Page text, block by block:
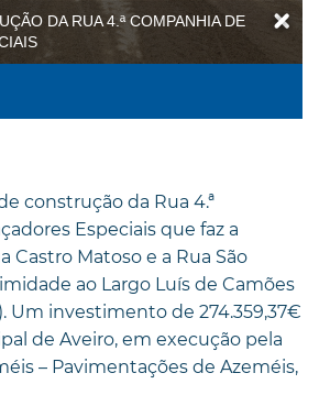
DA RUA 4.ª COMPANHIA DE
construção da Rua 4.ª
Especiais que faz a
Castro Matoso e a Rua São
ao Largo Luís de Camões
Um investimento de 274.359,37€
de Aveiro, em execução pela
– Pavimentações de Azeméis,